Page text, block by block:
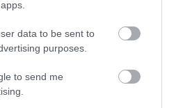
data to be sent to
purposes.
to send me
ám egyedül semmit
Ha szívünk szerint
tengerparton sütkéreznénk,
ne érezzünk bűntudatot, ha
látványosságot”.